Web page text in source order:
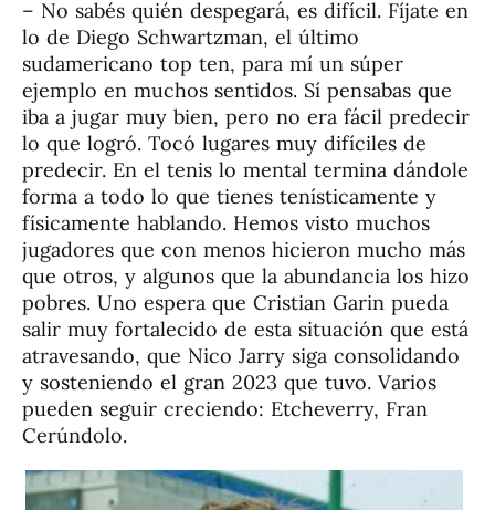
– No sabés quién despegará, es difícil. Fíjate en
lo de Diego Schwartzman, el último
sudamericano top ten, para mí un súper
ejemplo en muchos sentidos. Sí pensabas que
iba a jugar muy bien, pero no era fácil predecir
lo que logró. Tocó lugares muy difíciles de
predecir. En el tenis lo mental termina dándole
forma a todo lo que tienes tenísticamente y
físicamente hablando. Hemos visto muchos
jugadores que con menos hicieron mucho más
que otros, y algunos que la abundancia los hizo
pobres. Uno espera que Cristian Garin pueda
salir muy fortalecido de esta situación que está
atravesando, que Nico Jarry siga consolidando
y sosteniendo el gran 2023 que tuvo. Varios
pueden seguir creciendo: Etcheverry, Fran
Cerúndolo.